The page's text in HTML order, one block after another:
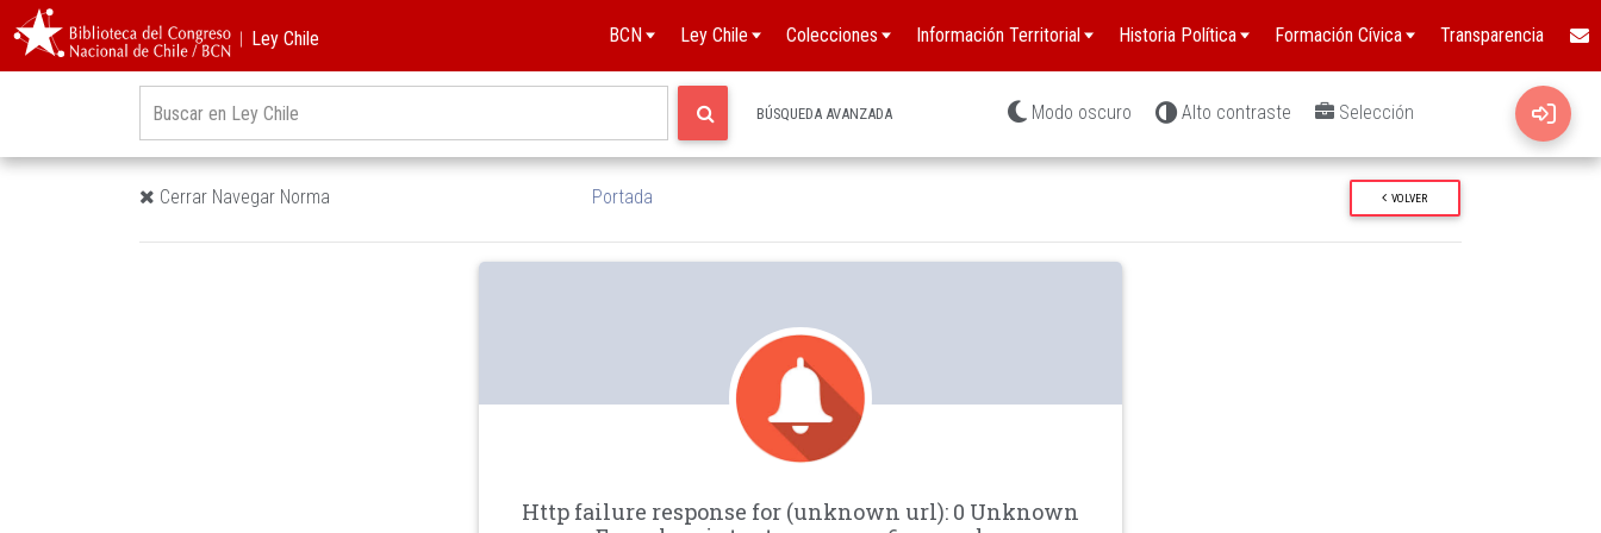
︱Ley Chile BCN Ley Chile Colecciones Información Territorial Historia Política Formación Cívica Transparencia
BÚSQUEDA AVANZADA Modo oscuro Alto contraste Selección
Cerrar Navegar Norma Portada VOLVER
Http failure response for (unknown url): 0 Unknown